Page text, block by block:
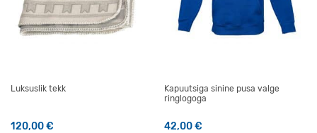
Luksuslik tekk
120,00€
Kapuutsiga sinine pusa valge
ringlogoga
42,00€